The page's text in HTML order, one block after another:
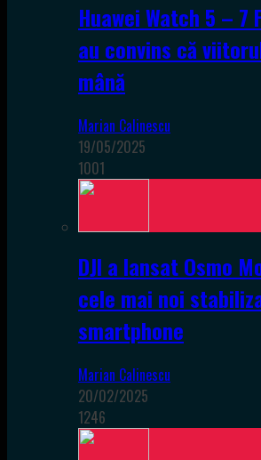
Huawei Watch 5 –
au convins că
mână
Marian Calinescu
19/05/2025
1001
DJI a lansat Osmo
cele mai noi
smartphone
Marian Calinescu
20/02/2025
1246